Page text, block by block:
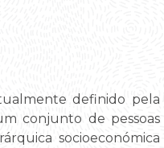
definido pela
conjunto de pessoas
socioeconómica